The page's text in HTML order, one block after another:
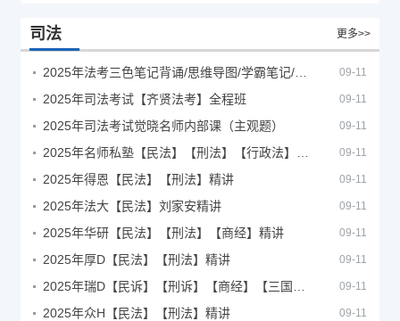
司法 更多>>
09-11
2025年司法考试【齐贤法考】全程班 09-11
2025年司法考试觉晓名师内部课（主观题） 09-11
09-11
2025年得恩【民法】【刑法】精讲 09-11
2025年法大【民法】刘家安精讲 09-11
2025年华研【民法】【刑法】【商经】精讲 09-11
2025年厚D【民法】【刑法】精讲 09-11
09-11
2025年众H【民法】【刑法】精讲 09-11